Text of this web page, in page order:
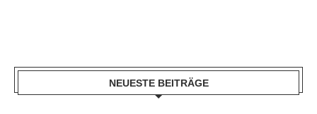
NEUESTE BEITRÄGE